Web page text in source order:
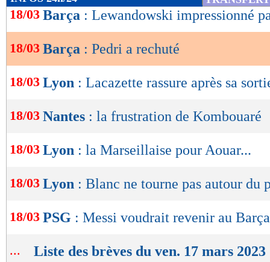
de
OK
18/03 Barça : Lewandowski impressionné
18/03 Barça : Pedri a rechuté
18/03 Lyon : Lacazette rassure après sa
18/03 Nantes : la frustration de Kombouaré
18/03 Lyon : la Marseillaise pour Aouar...
18/03 Lyon : Blanc ne tourne pas autour du
18/03 PSG : Messi voudrait revenir au
... Liste des brèves du ven. 17 mars 2023